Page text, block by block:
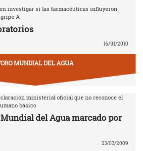
investigar si las farmacéuticas influyeron
A
16/01/2010
MUNDIAL DEL AGUA
ministerial oficial que no reconoce el
básico
del Agua marcado por
23/03/2009